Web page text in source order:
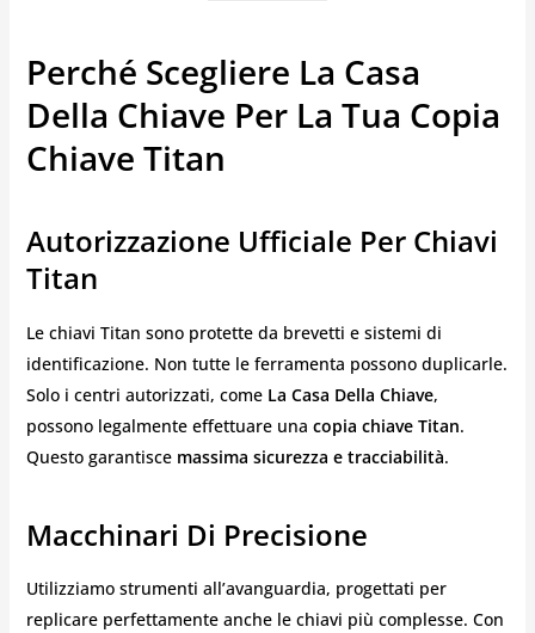
Perché Scegliere La Casa
Della Chiave Per La Tua Copia
Chiave Titan
Autorizzazione Ufficiale Per Chiavi
Titan
Le chiavi Titan sono protette da brevetti e sistemi di
identificazione. Non tutte le ferramenta possono duplicarle.
Solo i centri autorizzati, come La Casa Della Chiave,
possono legalmente effettuare una copia chiave Titan.
Questo garantisce massima sicurezza e tracciabilità.
Macchinari Di Precisione
Utilizziamo strumenti all’avanguardia, progettati per
replicare perfettamente anche le chiavi più complesse. Con